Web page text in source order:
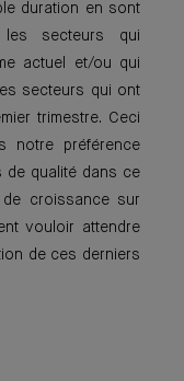
duration en sont
les secteurs qui
actuel et/ou qui
secteurs qui ont
trimestre. Ceci
notre préférence
de qualité dans ce
croissance sur
vouloir attendre
de ces derniers